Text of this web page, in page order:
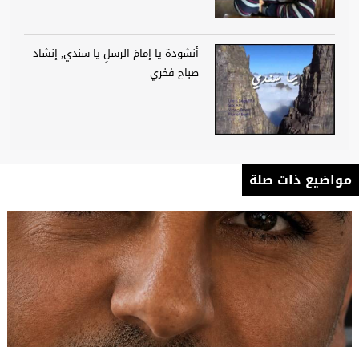
أنشودة يا إمامَ الرسلِ يا سندي, إنشاد
صباح فخري
مواضيع ذات صلة